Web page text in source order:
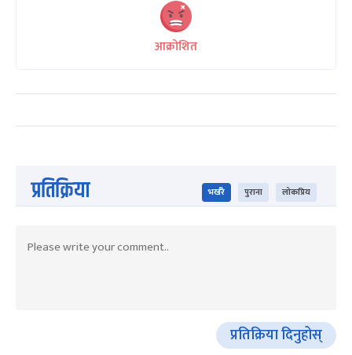
आक्रोशित
प्रतिक्रिया भर्खरै पुराना लोकप्रिय
प्रतिक्रिया दिनुहोस्